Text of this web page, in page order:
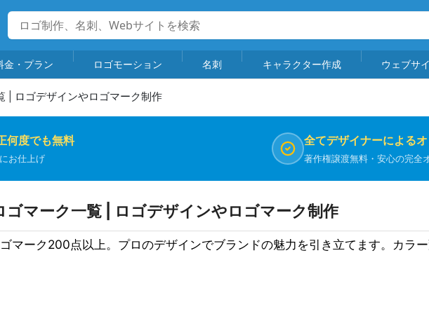
金・プラン ロゴモーション 名刺 キャラクター作成 ウェブサ
| ロゴデザインやロゴマーク制作
何度でも無料
お仕上げ
全てデザイナーによる
著作権譲渡無料・安心の完全
ゴマーク一覧 | ロゴデザインやロゴマーク制作
ゴマーク200点以上。プロのデザインでブランドの魅力を引き立てます。カラ